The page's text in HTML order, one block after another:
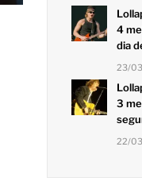
4
dia
23/
3
22/